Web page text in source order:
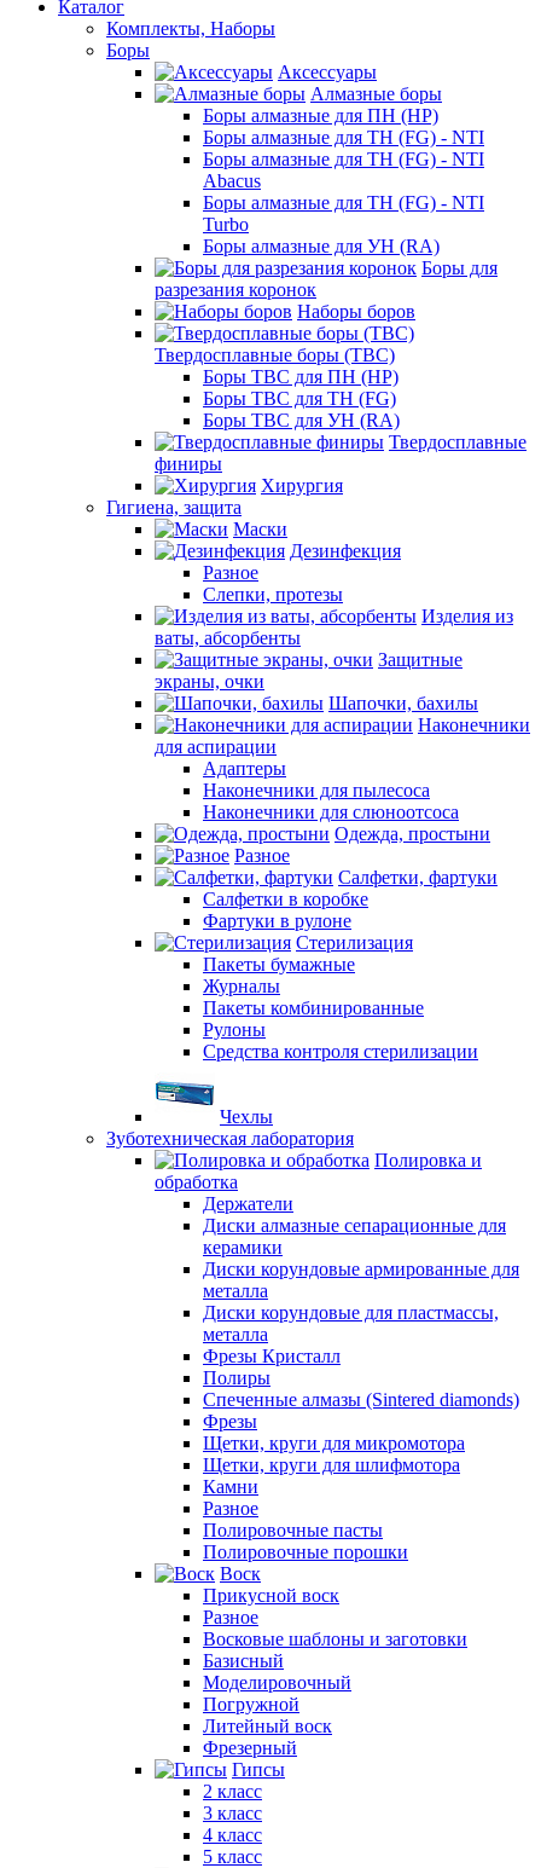
Каталог
Комплекты, Наборы
Боры
Аксессуары
Алмазные боры
Боры алмазные для ПН (HP)
Боры алмазные для ТН (FG) - NTI
Боры алмазные для ТН (FG) - NTI
Abacus
Боры алмазные для ТН (FG) - NTI
Turbo
Боры алмазные для УН (RA)
Боры для
разрезания коронок
Наборы боров
Твердосплавные боры (ТВС)
Боры ТВС для ПН (HP)
Боры ТВС для ТН (FG)
Боры ТВС для УН (RA)
Твердосплавные
финиры
Хирургия
Гигиена, защита
Маски
Дезинфекция
Разное
Слепки, протезы
Изделия из
ваты, абсорбенты
Защитные
экраны, очки
Шапочки, бахилы
Наконечники
для аспирации
Адаптеры
Наконечники для пылесоса
Наконечники для слюноотсоса
Одежда, простыни
Разное
Салфетки, фартуки
Салфетки в коробке
Фартуки в рулоне
Стерилизация
Пакеты бумажные
Журналы
Пакеты комбинированные
Рулоны
Средства контроля стерилизации
Чехлы
Зуботехническая лаборатория
Полировка и
обработка
Держатели
Диски алмазные сепарационные для
керамики
Диски корундовые армированные для
металла
Диски корундовые для пластмассы,
металла
Фрезы Кристалл
Полиры
Спеченные алмазы (Sintered diamonds)
Фрезы
Щетки, круги для микромотора
Щетки, круги для шлифмотора
Камни
Разное
Полировочные пасты
Полировочные порошки
Воск
Прикусной воск
Разное
Восковые шаблоны и заготовки
Базисный
Моделировочный
Погружной
Литейный воск
Фрезерный
Гипсы
2 класс
3 класс
4 класс
5 класс